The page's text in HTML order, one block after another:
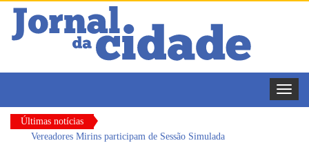
Toggle
Últimas notícias
Vereadores Mirins participam de Sessão Simulada